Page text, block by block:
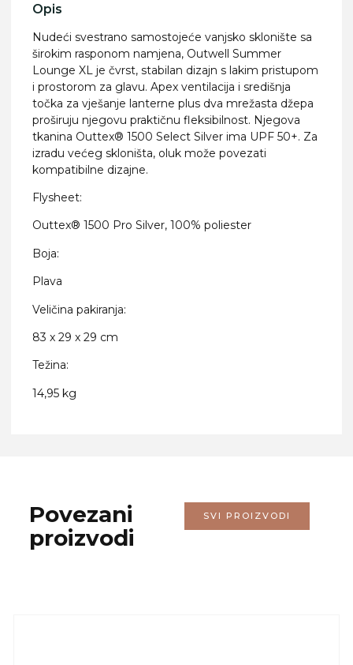
Opis
Nudeći svestrano samostojeće vanjsko sklonište sa
širokim rasponom namjena, Outwell Summer
Lounge XL je čvrst, stabilan dizajn s lakim pristupom
i prostorom za glavu. Apex ventilacija i središnja
točka za vješanje lanterne plus dva mrežasta džepa
proširuju njegovu praktičnu fleksibilnost. Njegova
tkanina Outtex® 1500 Select Silver ima UPF 50+. Za
izradu većeg skloništa, oluk može povezati
kompatibilne dizajne.
Flysheet:
Outtex® 1500 Pro Silver, 100% poliester
Boja:
Plava
Veličina pakiranja:
83 x 29 x 29 cm
Težina:
14,95 kg
Povezani
proizvodi
SVI PROIZVODI